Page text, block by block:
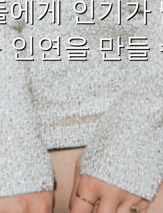
게 인기가
연을 만들